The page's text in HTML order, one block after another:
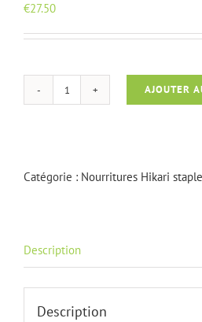
€27.50
quantité
medium
AJOUTER
Catégorie : Nourritures Hikari staple
Description
Description